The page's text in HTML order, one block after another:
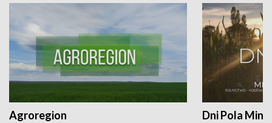
Agroregion Dni Pola